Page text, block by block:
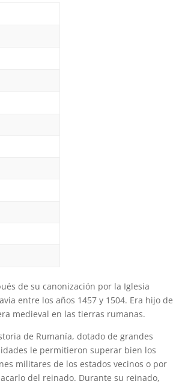
de su canonización por la Iglesia
entre los años 1457 y 1504. Era hijo de
medieval en las tierras rumanas.
de Rumanía, dotado de grandes
le permitieron superar bien los
militares de los estados vecinos o por
del reinado. Durante su reinado,